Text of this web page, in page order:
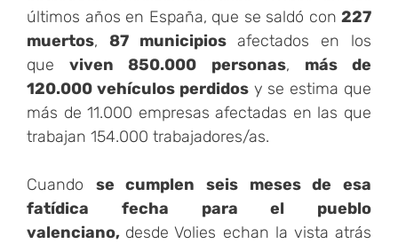
últimos años en España, que se saldó con 227
muertos, 87 municipiosafectados en los
queviven 850.000 personas, más de
120.000 vehículos perdidosy se estima que
más de 11.000 empresas afectadas en las que
trabajan 154.000 trabajadores/as.
Cuando se cumplen seis meses de esa
fatídica fecha para el pueblo
valenciano, desde Volies echan la vista atrás